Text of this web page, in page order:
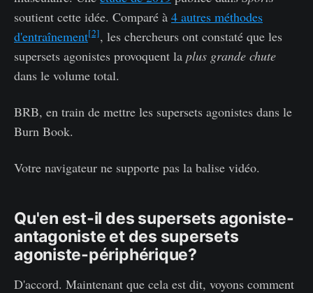
soutient cette idée. Comparé à 4 autres méthodes
d'entraînement[2], les chercheurs ont constaté que les
supersets agonistes provoquent la plus grande chute
dans le volume total.
BRB, en train de mettre les supersets agonistes dans le
Burn Book.
Votre navigateur ne supporte pas la balise vidéo.
Qu'en est-il des supersets agoniste-
antagoniste et des supersets
agoniste-périphérique?
D'accord. Maintenant que cela est dit, voyons comment